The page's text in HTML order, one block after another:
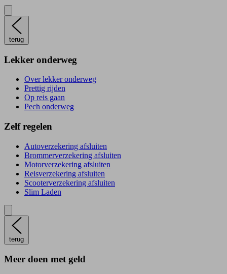
terug
Lekker onderweg
Over lekker onderweg
Prettig rijden
Op reis gaan
Pech onderweg
Zelf regelen
Autoverzekering afsluiten
Brommerverzekering afsluiten
Motorverzekering afsluiten
Reisverzekering afsluiten
Scooterverzekering afsluiten
Slim Laden
terug
Meer doen met geld